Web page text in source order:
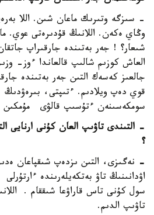
- سىزگە وتىرىك ماعان شىن. اللا
وڭاي ەكەن. اللانىڭ قۇدىرەتى عوي.
شىعار؟ ! جەر بەتىندە جارقىراپ
العاش كوزىم شالىپ قالعاندا ءوز-
جالعىز كەسەك التىن جەر بەتىندە
قوي دەپ ويلادىم. ءتىپتى، بىرەۋدىڭ
سومكەسىنەن ءتۇسىپ قالۋى
- التىندى تاۋىپ العان كۇنى ارنايى
؟
- نەگىزى، التىن ىزدەپ شىقپاعان
اۋدانىنىڭ تاۋ بەتكەيلەرىندە
سول كۇنى تاس قاراۋعا شىققام .
تاۋىپ الدىم.